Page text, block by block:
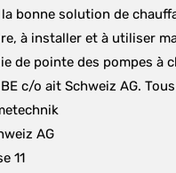
bonne solution de
à installer et à utiliser
de pointe des pompes à
c/o ait Schweiz AG.
AG
11